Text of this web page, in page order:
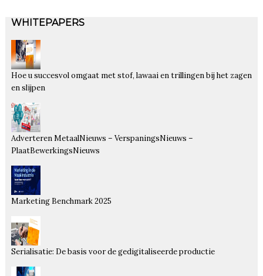
WHITEPAPERS
Hoe u succesvol omgaat met stof, lawaai en trillingen bij het zagen
en slijpen
Adverteren MetaalNieuws – VerspaningsNieuws –
PlaatBewerkingsNieuws
Marketing Benchmark 2025
Serialisatie: De basis voor de gedigitaliseerde productie